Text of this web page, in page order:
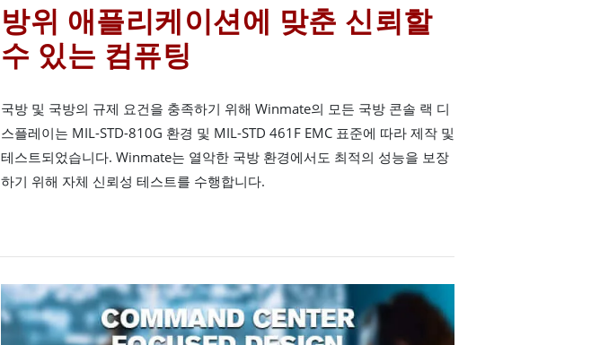
방위 애플리케이션에 맞춘 신뢰할
수 있는 컴퓨팅
국방 및 국방의 규제 요건을 충족하기 위해 Winmate의 모든 국방 콘솔 랙 디
스플레이는 MIL-STD-810G 환경 및 MIL-STD 461F EMC 표준에 따라 제작 및
테스트되었습니다. Winmate는 열악한 국방 환경에서도 최적의 성능을 보장
하기 위해 자체 신뢰성 테스트를 수행합니다.